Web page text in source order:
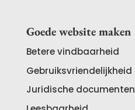
Goede website maken
Betere vindbaarheid
Gebruiksvriendelijkheid
Juridische documenten